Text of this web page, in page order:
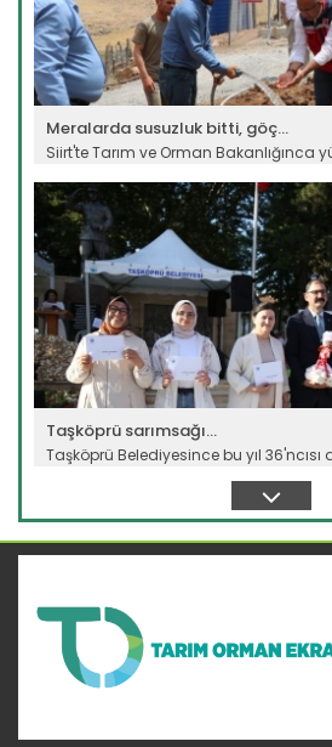
Meralarda susuzluk bitti, göç...
Siirt'te Tarım ve Orman Bakanlığınca
Devamını Oku ->
Taşköprü sarımsağı...
Taşköprü Belediyesince bu yıl 36'ncısı